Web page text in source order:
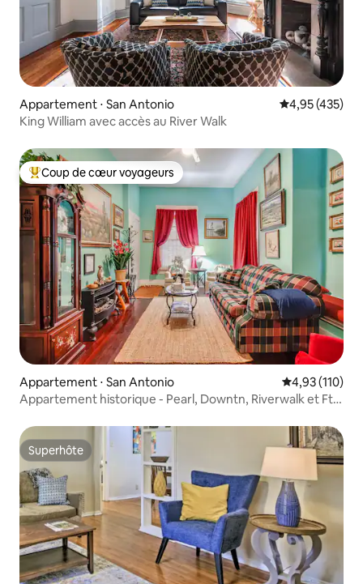
Appartement ⋅ San Antonio Évaluation
4,95 (435)
King William avec accès au River Walk
Coups de cœur voyageurs les plus appréciés
Coup de cœur voyageurs
Appartement ⋅ San Antonio Évaluation
4,93 (110)
Appartement historique - Pearl, Downtn, Riverwalk et Ft.
Superhôte
Superhôte